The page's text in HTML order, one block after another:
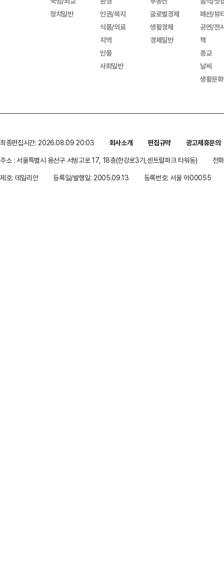
정치일반
인권/복지
식품/의료
지역
인물
사회일반
글로벌경제
생활경제
경제일반
패션/뷰
공연/전
책
종교
날씨
생활문
최종편집시간: 2026.08.09 20:03 회사소개 편집규약
광고제휴문의
주소 : 서울특별시 용산구 서빙고로 17, 18층(한강로3가,센트럴파크 타워동)
전
제호: 데일리안
등록일/발행일: 2005.09.13 등록번호: 서울 아00055